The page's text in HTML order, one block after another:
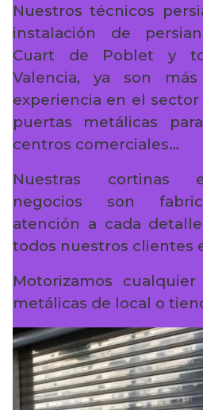
Nuestros técnicos
instalación de
Cuart de Poblet y
Valencia, ya son
experiencia en el
puertas metálicas
centros comerciales…
Nuestras cortinas
negocios son
atención a cada
todos nuestros clientes
Motorizamos
metálicas de local o